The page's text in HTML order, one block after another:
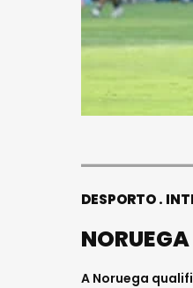
DESPORTO
A Noruega